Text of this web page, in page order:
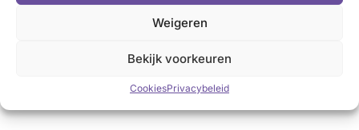
Weigeren
Bekijk voorkeuren
CookiesPrivacybeleid